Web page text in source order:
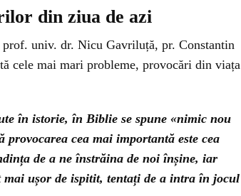
din ziua de azi
univ. dr. Nicu Gavriluță, pr. Constantin
cele mai mari probleme, provocări din viața
în istorie, în Biblie se spune «nimic nou
cea mai importantă este cea
de a ne înstrăina de noi înșine, iar
ușor de ispitit, tentați de a intra în jocul